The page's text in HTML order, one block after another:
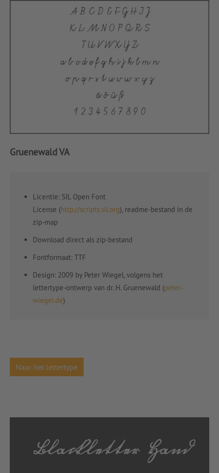
Gruenewald VA
Licentie: SIL Open Font
License (http://scripts.sil.org), readme-bestand in de
zip-map
Download direct als zip-bestand
Fontformaat: TTF
Design: 2009 by Peter Wiegel, volgens het
lettertype-ontwerp van dr. H. Gruenewald (peter-
wiegel.de)
Naar het lettertype